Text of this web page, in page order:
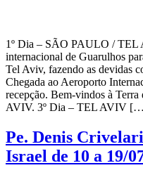
1º Dia – SÃO PAULO / TEL
internacional de Guarulhos
Tel Aviv, fazendo as devidas
Chegada ao Aeroporto
recepção. Bem-vindos à
AVIV. 3º Dia – TEL AVIV
Pe. Denis
Israel de 10 a 19/